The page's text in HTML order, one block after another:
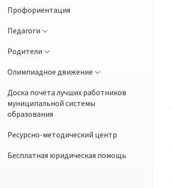
Профориентация
Педагоги
Родители
Олимпиадное движение
Доска почёта лучших работников
муниципальной системы
образования
Ресурсно-методический центр
Бесплатная юридическая помощь